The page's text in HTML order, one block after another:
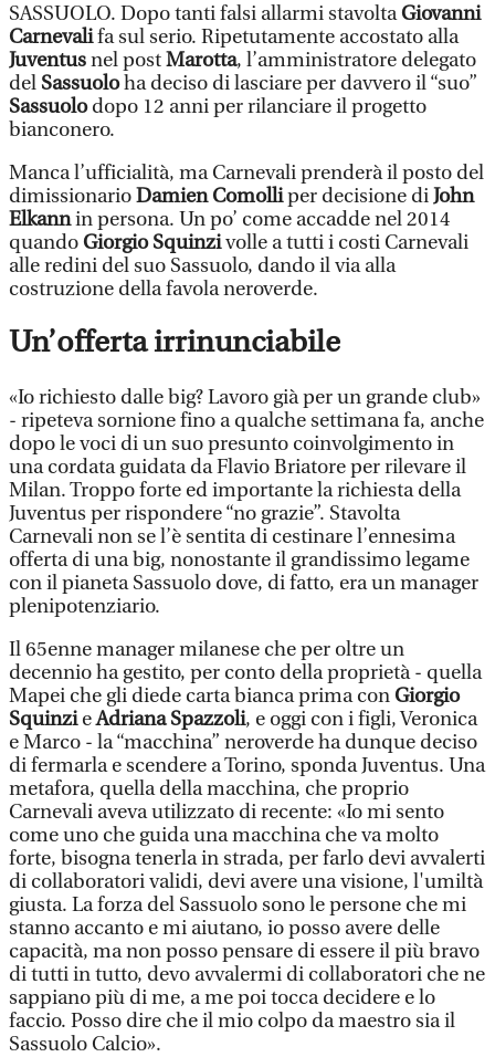
SASSUOLO. Dopo tanti falsi allarmi stavoltaGiovanni
Carnevalifa sul serio. Ripetutamente accostato alla
Juventusnel postMarotta, l’amministratore delegato
del Sassuoloha deciso di lasciare per davvero il “suo”
Sassuolodopo 12 anni per rilanciare il progetto
bianconero.
Manca l’ufficialità, ma Carnevali prenderà il posto del
dimissionarioDamien Comolliper decisione diJohn
Elkannin persona. Un po’ come accadde nel 2014
quandoGiorgio Squinzivolle a tutti i costi Carnevali
alle redini del suo Sassuolo, dando il via alla
costruzione della favola neroverde.
Un’offerta irrinunciabile
«Io richiesto dalle big? Lavoro già per un grande club»
- ripeteva sornione fino a qualche settimana fa, anche
dopo le voci di un suo presunto coinvolgimento in
una cordata guidata da Flavio Briatore per rilevare il
Milan. Troppo forte ed importante la richiesta della
Juventus per rispondere “no grazie”. Stavolta
Carnevali non se l’è sentita di cestinare l’ennesima
offerta di una big, nonostante il grandissimo legame
con il pianeta Sassuolo dove, di fatto, era un manager
plenipotenziario.
Il 65enne manager milanese che per oltre un
decennio ha gestito, per conto della proprietà - quella
Mapei che gli diede carta bianca prima conGiorgio
SquinzieAdriana Spazzoli, e oggi con i figli, Veronica
e Marco - la “macchina” neroverde ha dunque deciso
di fermarla e scendere a Torino, sponda Juventus. Una
metafora, quella della macchina, che proprio
Carnevali aveva utilizzato di recente: «Io mi sento
come uno che guida una macchina che va molto
forte, bisogna tenerla in strada, per farlo devi avvalerti
di collaboratori validi, devi avere una visione, l'umiltà
giusta. La forza del Sassuolo sono le persone che mi
stanno accanto e mi aiutano, io posso avere delle
capacità, ma non posso pensare di essere il più bravo
di tutti in tutto, devo avvalermi di collaboratori che ne
sappiano più di me, a me poi tocca decidere e lo
faccio. Posso dire che il mio colpo da maestro sia il
Sassuolo Calcio».